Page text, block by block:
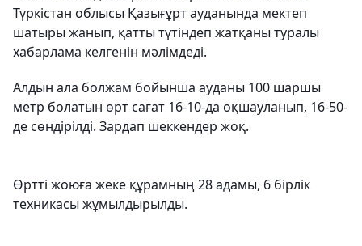
Түркістан облысы Қазығұрт ауданында мектеп
шатыры жанып, қатты түтіндеп жатқаны туралы
хабарлама келгенін мәлімдеді.
Алдын ала болжам бойынша ауданы 100 шаршы
метр болатын өрт сағат 16-10-да оқшауланып, 16-50-
де сөндірілді. Зардап шеккендер жоқ.
Өртті жоюға жеке құрамның 28 адамы, 6 бірлік
техникасы жұмылдырылды.